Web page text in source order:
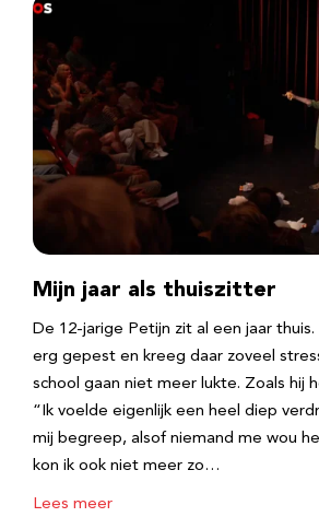
Mijn jaar als thuiszitter
De 12-jarige Petijn zit al een jaar
erg gepest en kreeg daar zoveel
school gaan niet meer lukte. Zoals hij
“Ik voelde eigenlijk een heel diep
mij begreep, alsof niemand me wou
kon ik ook niet meer zo…
Lees meer